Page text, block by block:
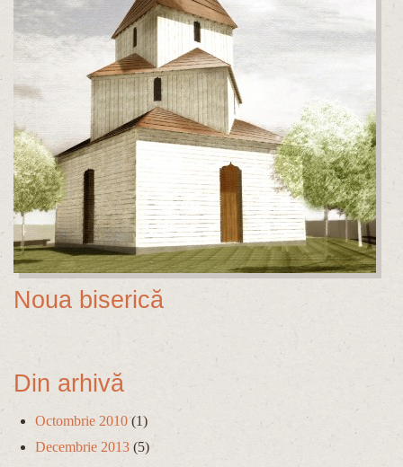
Noua biserică
Din arhivă
Octombrie 2010(1)
Decembrie 2013 (5)